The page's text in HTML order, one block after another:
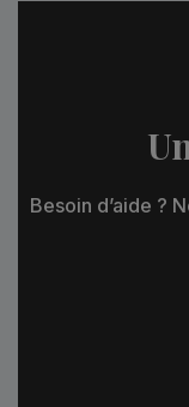
Besoin d’aide ?